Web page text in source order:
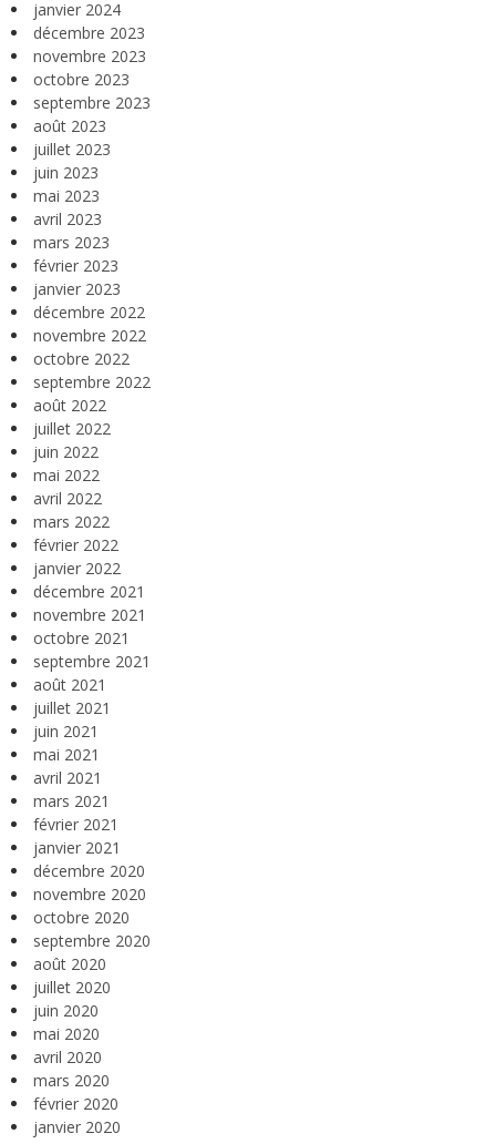
janvier 2024
décembre 2023
novembre 2023
octobre 2023
septembre 2023
août 2023
juillet 2023
juin 2023
mai 2023
avril 2023
mars 2023
février 2023
janvier 2023
décembre 2022
novembre 2022
octobre 2022
septembre 2022
août 2022
juillet 2022
juin 2022
mai 2022
avril 2022
mars 2022
février 2022
janvier 2022
décembre 2021
novembre 2021
octobre 2021
septembre 2021
août 2021
juillet 2021
juin 2021
mai 2021
avril 2021
mars 2021
février 2021
janvier 2021
décembre 2020
novembre 2020
octobre 2020
septembre 2020
août 2020
juillet 2020
juin 2020
mai 2020
avril 2020
mars 2020
février 2020
janvier 2020